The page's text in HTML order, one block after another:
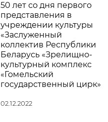
50 лет со дня первого
представления в
учреждении культуры
«Заслуженный
коллектив Республики
Беларусь «Зрелищно-
культурный комплекс
«Гомельский
государственный цирк»
02.12.2022